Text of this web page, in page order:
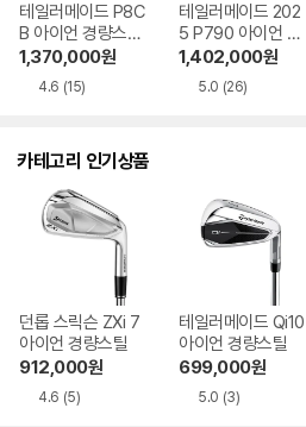
테일러메이드 P8C
B 아이언 경량스틸
정품 8개
1,370,000원
4.6 (15)
테일러메이드 202
5 P790 아이언 경
량스틸 정품 7개
1,402,000원
5.0 (26)
카테고리 인기상품
던롭 스릭슨 ZXi 7
아이언 경량스틸
912,000원
4.6 (5)
테일러메이드 Qi10
아이언 경량스틸
699,000원
5.0 (3)